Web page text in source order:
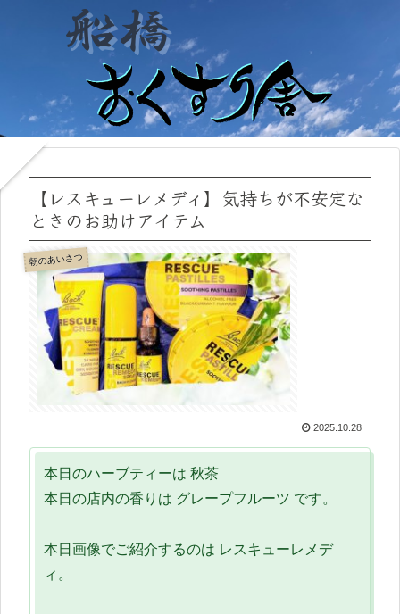
【レスキューレメディ】気持ちが不安定な
ときのお助けアイテム
朝のあいさつ
2025.10.28
本日のハーブティーは 秋茶
本日の店内の香りは グレープフルーツ です。
本日画像でご紹介するのは レスキューレメデ
ィ。